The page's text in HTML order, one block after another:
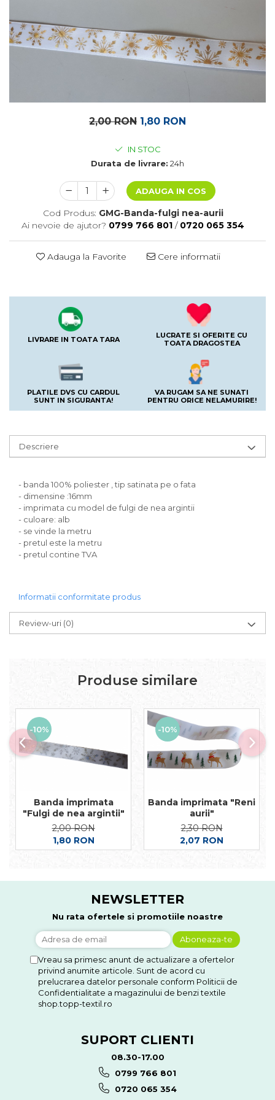
2,00 RON 1,80 RON
IN STOC
Durata de livrare: 24h
ADAUGA IN COS
Cod Produs: GMG-Banda-fulgi nea-aurii
Ai nevoie de ajutor? 0799 766 801 / 0720 065 354
Adauga la Favorite Cere informatii
LIVRARE IN TOATA TARA
LUCRATE SI OFERITE CU
TOATA DRAGOSTEA
PLATILE DVS CU CARDUL
SUNT IN SIGURANTA!
VA RUGAM SA NE SUNATI
PENTRU ORICE NELAMURIRE!
Descriere
- banda 100% poliester , tip satinata pe o fata
- dimensine :16mm
- imprimata cu model de fulgi de nea argintii
- culoare: alb
- se vinde la metru
- pretul este la metru
- pretul contine TVA
Informatii conformitate produs
Review-uri (0)
Produse similare
-10%
Banda imprimata
"Fulgi de nea argintii"
2,00 RON
1,80 RON
-10%
Banda imprimata "Reni
aurii"
2,30 RON
2,07 RON
NEWSLETTER
Nu rata ofertele si promotiile noastre
Vreau sa primesc anunt de actualizare a ofertelor
privind anumite articole. Sunt de acord cu
prelucrarea datelor personale conform Politicii de
Confidentialitate a magazinului de benzi textile
shop.topp-textil.ro
SUPORT CLIENTI
08.30-17.00
0799 766 801
0720 065 354